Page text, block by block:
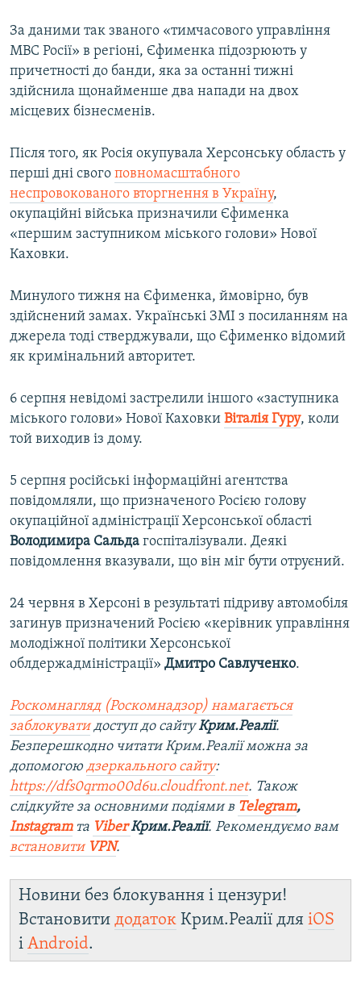
За даними так званого «тимчасового управління
МВС Росії» в регіоні, Єфименка підозрюють у
причетності до банди, яка за останні тижні
здійснила щонайменше два напади на двох
місцевих бізнесменів.
Після того, як Росія окупувала Херсонську область у
перші дні свого повномасштабного
неспровокованого вторгнення в Україну,
окупаційні війська призначили Єфименка
«першим заступником міського голови» Нової
Каховки.
Минулого тижня на Єфименка, ймовірно, був
здійснений замах. Українські ЗМІ з посиланням на
джерела тоді стверджували, що Єфименко відомий
як кримінальний авторитет.
6 серпня невідомі застрелили іншого «заступника
міського голови» Нової Каховки Віталія Гуру, коли
той виходив із дому.
5 серпня російські інформаційні агентства
повідомляли, що призначеного Росією голову
окупаційної адміністрації Херсонської області
Володимира Сальда госпіталізували. Деякі
повідомлення вказували, що він міг бути отруєний.
24 червня в Херсоні в результаті підриву автомобіля
загинув призначений Росією «керівник управління
молодіжної політики Херсонської
облдержадміністрації» Дмитро Савлученко.
Роскомнагляд (Роскомнадзор) намагається
заблокуватидоступ до сайтуКрим.Реалії.
Безперешкодно читати Крим.Реалії можна за
допомогою дзеркального сайту:
https://dfs0qrmo00d6u.cloudfront.net. Також
слідкуйте за основними подіями в Telegram,
Instagramта ViberКрим.Реалії. Рекомендуємо вам
встановити VPN.
Новини без блокування і цензури!
Встановити додаток Крим.Реалії для iOS
і Android.